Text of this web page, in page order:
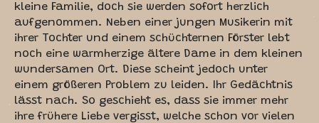
kleine Familie, doch sie werden sofort herzlich
aufgenommen. Neben einer jungen Musikerin mit
ihrer Tochter und einem schüchternen Förster lebt
noch eine warmherzige ältere Dame in dem kleinen
wundersamen Ort. Diese scheint jedoch unter
einem größeren Problem zu leiden. Ihr Gedächtnis
lässt nach. So geschieht es, dass sie immer mehr
ihre frühere Liebe vergisst, welche schon vor vielen